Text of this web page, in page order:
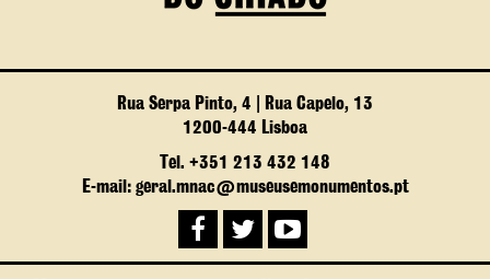
Rua Serpa Pinto, 4 | Rua Capelo, 13
1200-444 Lisboa
Tel. +351 213 432 148
E-mail: geral.mnac@museusemonumentos.pt